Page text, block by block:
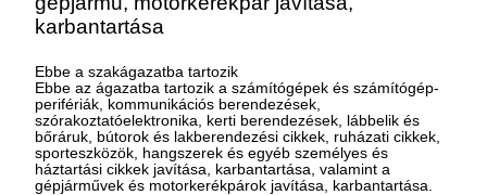
karbantartása
Ebbe a szakágazatba tartozik
Ebbe az ágazatba tartozik a számítógépek és számítógép-
perifériák, kommunikációs berendezések,
szórakoztatóelektronika, kerti berendezések, lábbelik és
bőráruk, bútorok és lakberendezési cikkek, ruházati cikkek,
sporteszközök, hangszerek és egyéb személyes és
háztartási cikkek javítása, karbantartása, valamint a
gépjárművek és motorkerékpárok javítása, karbantartása.